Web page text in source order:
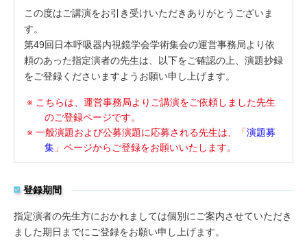
この度はご講演をお引き受けいただきありがとうございま
す。
第49回日本呼吸器内視鏡学会学術集会の運営事務局より依
頼のあった指定演者の先生は、以下をご確認の上、演題抄録
をご登録くださいますようお願い申し上げます。
こちらは、運営事務局よりご講演をご依頼しました先生
のご登録ページです。
一般演題および公募演題に応募される先生は、「演題募
集」ページからご登録をお願いいたします。
登録期間
指定演者の先生方におかれましては個別にご案内させていただき
ました期日までにご登録をお願い申し上げます。